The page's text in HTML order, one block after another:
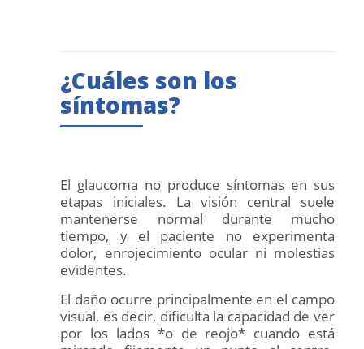
¿Cuáles son los
síntomas?
El glaucoma no produce síntomas en sus
etapas iniciales. La visión central suele
mantenerse normal durante mucho
tiempo, y el paciente no experimenta
dolor, enrojecimiento ocular ni molestias
evidentes.
El daño ocurre principalmente en el campo
visual, es decir, dificulta la capacidad de ver
por los lados *o de reojo* cuando está